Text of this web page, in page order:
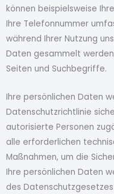
können beispielsweise
Ihre Telefonnummer
während Ihrer Nutzung
Daten gesammelt
Seiten und Suchbegriffe.
Ihre persönlichen Daten
Datenschutzrichtlinie
autorisierte Personen
alle erforderlichen
Maßnahmen, um die
Ihre persönlichen Daten
des